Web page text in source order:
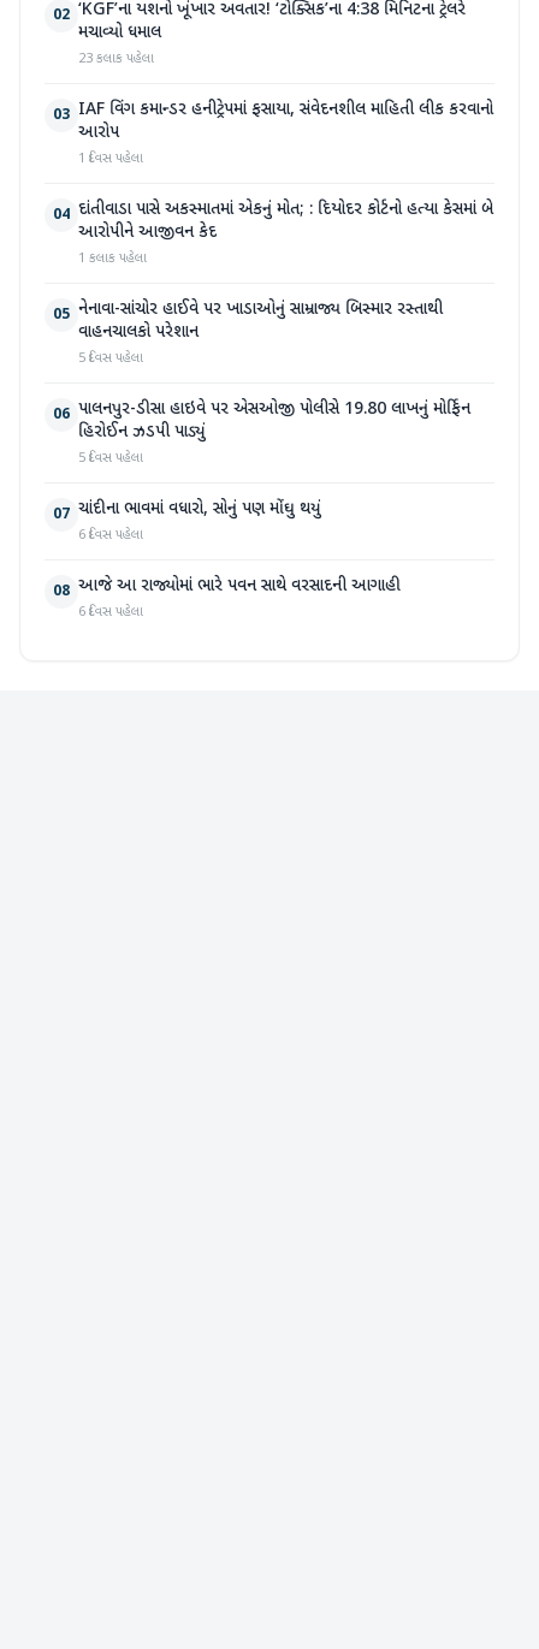
02 ‘KGF’ના યશનો ખૂંખાર અવતાર! ‘ટોક્સિક’ના 4:38 મિનિટના ટ્રેલરે
મચાવ્યો ધમાલ
23 કલાક પહેલા
03 IAF વિંગ કમાન્ડર હનીટ્રેપમાં ફસાયા, સંવેદનશીલ માહિતી લીક કરવાનો
આરોપ
1 દિવસ પહેલા
04 દાંતીવાડા પાસે અકસ્માતમાં એકનું મોત; : દિયોદર કોર્ટનો હત્યા કેસમાં બે
આરોપીને આજીવન કેદ
1 કલાક પહેલા
05 નેનાવા-સાંચોર હાઈવે પર ખાડાઓનું સામ્રાજ્ય બિસ્માર રસ્તાથી
વાહનચાલકો પરેશાન
5 દિવસ પહેલા
06 પાલનપુર-ડીસા હાઇવે પર એસઓજી પોલીસે 19.80 લાખનું મોર્ફિન
હિરોઈન ઝડપી પાડ્યું
5 દિવસ પહેલા
07 ચાંદીના ભાવમાં વધારો, સોનું પણ મોંઘુ થયું
6 દિવસ પહેલા
08 આજે આ રાજ્યોમાં ભારે પવન સાથે વરસાદની આગાહી
6 દિવસ પહેલા